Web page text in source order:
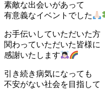
素敵な出会いがあって
有意義なイベントでした
お手伝いしていただいた方
関わっていただいた皆様に
感謝いたします
引き続き病気になっても
不安がない社会を目指して